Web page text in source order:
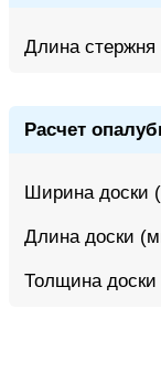
Длина
Расчет
Ширина доски
Длина доски
Толщина